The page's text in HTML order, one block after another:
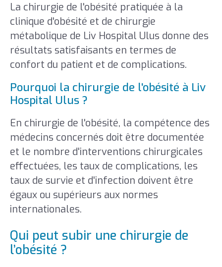
La chirurgie de l'obésité pratiquée à la
clinique d'obésité et de chirurgie
métabolique de Liv Hospital Ulus donne des
résultats satisfaisants en termes de
confort du patient et de complications.
Pourquoi la chirurgie de l'obésité à Liv
Hospital Ulus ?
En chirurgie de l'obésité, la compétence des
médecins concernés doit être documentée
et le nombre d'interventions chirurgicales
effectuées, les taux de complications, les
taux de survie et d'infection doivent être
égaux ou supérieurs aux normes
internationales.
Qui peut subir une chirurgie de
l’obésité ?